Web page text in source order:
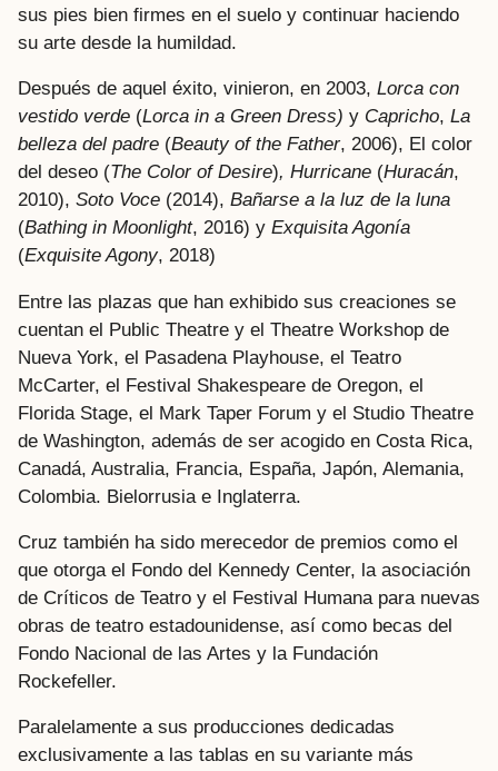
sus pies bien firmes en el suelo y continuar haciendo
su arte desde la humildad.
Después de aquel éxito, vinieron, en 2003, Lorca con
vestido verde (Lorca in a Green Dress) y Capricho, La
belleza del padre (Beauty of the Father, 2006), El color
del deseo (The Color of Desire), Hurricane (Huracán,
2010), Soto Voce (2014), Bañarse a la luz de la luna
(Bathing in Moonlight, 2016) y Exquisita Agonía
(Exquisite Agony, 2018)
Entre las plazas que han exhibido sus creaciones se
cuentan el Public Theatre y el Theatre Workshop de
Nueva York, el Pasadena Playhouse, el Teatro
McCarter, el Festival Shakespeare de Oregon, el
Florida Stage, el Mark Taper Forum y el Studio Theatre
de Washington, además de ser acogido en Costa Rica,
Canadá, Australia, Francia, España, Japón, Alemania,
Colombia. Bielorrusia e Inglaterra.
Cruz también ha sido merecedor de premios como el
que otorga el Fondo del Kennedy Center, la asociación
de Críticos de Teatro y el Festival Humana para nuevas
obras de teatro estadounidense, así como becas del
Fondo Nacional de las Artes y la Fundación
Rockefeller.
Paralelamente a sus producciones dedicadas
exclusivamente a las tablas en su variante más